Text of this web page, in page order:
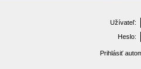
Užívateľ:
Heslo:
Prihlásiť